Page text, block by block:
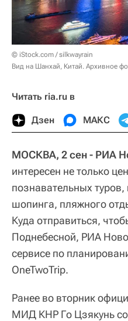
© iStock.com / silkwayrain
Вид на Шанхай, Китай. Архивное
Читать ria.ru в
Дзен МАКС
МОСКВА, 2 сен - РИА
интересен не только
познавательных
шопинга, пляжного
Куда отправиться,
Поднебесной, РИА
сервисе по
OneTwoTrip.
Ранее во вторник
МИД КНР Го Цзякунь